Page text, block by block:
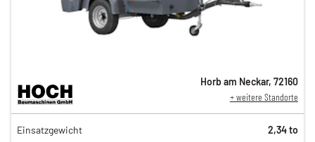
162,00 €
135,00 €
Horb am Neckar, 72160
+ weitere Standorte
Einsatzgewicht
2,34 to